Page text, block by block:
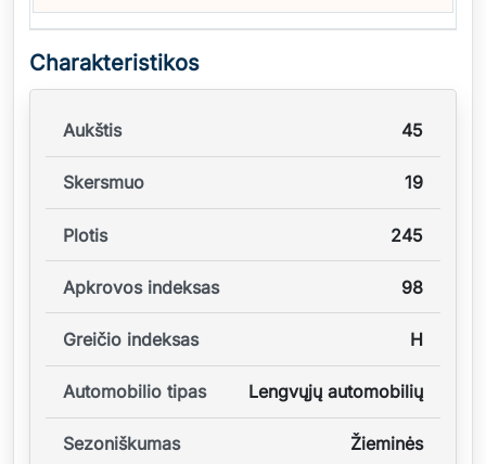
Charakteristikos
Aukštis 45
Skersmuo 19
Plotis 245
Apkrovos indeksas 98
Greičio indeksas H
Automobilio tipas Lengvųjų automobilių
Sezoniškumas Žieminės